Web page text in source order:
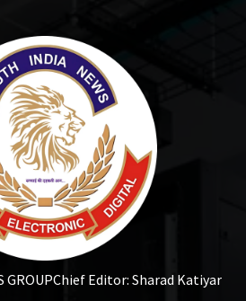
GROUPChief Editor: Sharad Katiyar